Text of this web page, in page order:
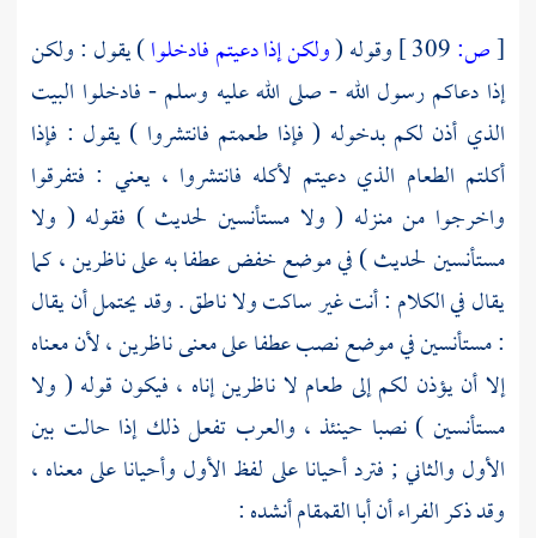
[ص: وقوله (ولكن إذا دعيتم فادخلوا) يقول : ولكن
إذا دعاكم رسول الله - صلى الله عليه وسلم - فادخلوا البيت
الذي أذن لكم بدخوله ( فإذا طعمتم فانتشروا ) يقول : فإذا
أكلتم الطعام الذي دعيتم لأكله فانتشروا ، يعني : فتفرقوا
واخرجوا من منزله ( ولا مستأنسين لحديث ) فقوله ( ولا
مستأنسين لحديث ) في موضع خفض عطفا به على ناظرين ، كما
يقال في الكلام : أنت غير ساكت ولا ناطق . وقد يحتمل أن يقال
: مستأنسين في موضع نصب عطفا على معنى ناظرين ، لأن معناه
إلا أن يؤذن لكم إلى طعام لا ناظرين إناه ، فيكون قوله ( ولا
مستأنسين ) نصبا حينئذ ، والعرب تفعل ذلك إذا حالت بين
الأول والثاني ; فترد أحيانا على لفظ الأول وأحيانا على معناه ،
وقد ذكرالفراءأنأبا القمقامأنشده :